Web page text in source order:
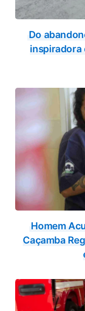
Do
inspiradora
Homem
Caçamba